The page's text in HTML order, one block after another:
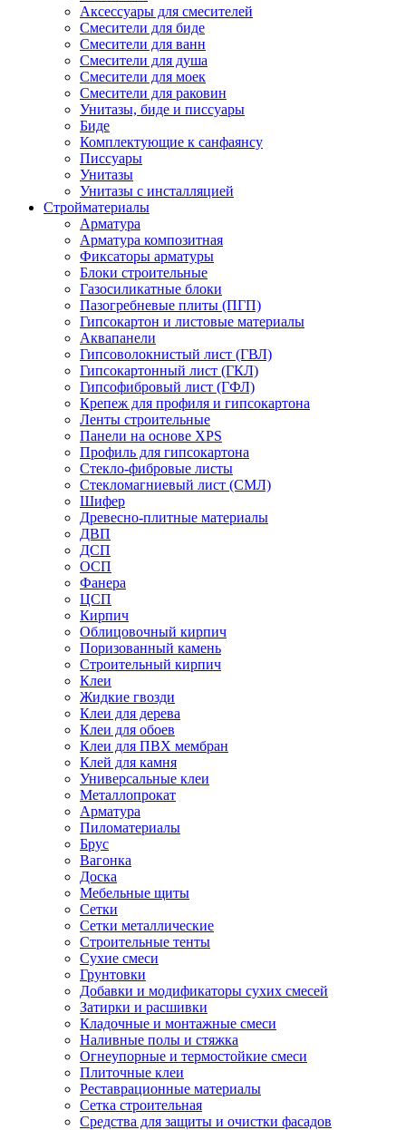
Аксессуары для смесителей
Смесители для биде
Смесители для ванн
Смесители для душа
Смесители для моек
Смесители для раковин
Унитазы, биде и писсуары
Биде
Комплектующие к санфаянсу
Писсуары
Унитазы
Унитазы с инсталляцией
Стройматериалы
Арматура
Арматура композитная
Фиксаторы арматуры
Блоки строительные
Газосиликатные блоки
Пазогребневые плиты (ПГП)
Гипсокартон и листовые материалы
Аквапанели
Гипсоволокнистый лист (ГВЛ)
Гипсокартонный лист (ГКЛ)
Гипсофибровый лист (ГФЛ)
Крепеж для профиля и гипсокартона
Ленты строительные
Панели на основе XPS
Профиль для гипсокартона
Стекло-фибровые листы
Стекломагниевый лист (СМЛ)
Шифер
Древесно-плитные материалы
ДВП
ДСП
ОСП
Фанера
ЦСП
Кирпич
Облицовочный кирпич
Поризованный камень
Строительный кирпич
Клеи
Жидкие гвозди
Клеи для дерева
Клеи для обоев
Клеи для ПВХ мембран
Клей для камня
Универсальные клеи
Металлопрокат
Арматура
Пиломатериалы
Брус
Вагонка
Доска
Мебельные щиты
Сетки
Сетки металлические
Строительные тенты
Сухие смеси
Грунтовки
Добавки и модификаторы сухих смесей
Затирки и расшивки
Кладочные и монтажные смеси
Наливные полы и стяжка
Огнеупорные и термостойкие смеси
Плиточные клеи
Реставрационные материалы
Сетка строительная
Средства для защиты и очистки фасадов